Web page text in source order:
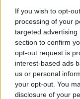
If you wish to opt-
processing of your
targeted
section to confirm
opt-out request is
interest-based ads
us or personal
your opt-out. You
disclosure of your
Δικάζεται ο
του πατέρα του
Αντιμέτωπος με